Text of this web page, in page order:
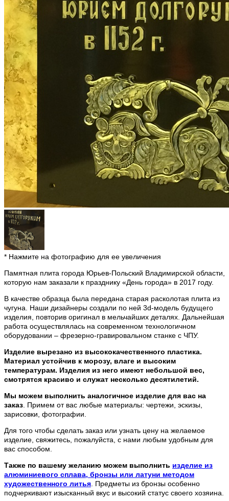
* Нажмите на фотографию для ее увеличения
Памятная плита города Юрьев-Польский Владимирской области,
которую нам заказали к празднику «День города» в 2017 году.
В качестве образца была передана старая расколотая плита из
чугуна. Наши дизайнеры создали по ней 3d-модель будущего
изделия, повторив оригинал в мельчайших деталях. Дальнейшая
работа осуществлялась на современном технологичном
оборудовании – фрезерно-гравировальном станке с ЧПУ.
Изделие вырезано из высококачественного пластика.
Материал устойчив к морозу, влаге и высоким
температурам. Изделия из него имеют небольшой вес,
смотрятся красиво и служат несколько десятилетий.
Мы можем выполнить аналогичное изделие для вас на
заказ . Примем от вас любые материалы: чертежи, эскизы,
зарисовки, фотографии.
Для того чтобы сделать заказ или узнать цену на желаемое
изделие, свяжитесь, пожалуйста, с нами любым удобным для
вас способом.
Также по вашему желанию можем выполнить изделие из
алюминиевого сплава, бронзы или латуни методом
художественного литья . Предметы из бронзы особенно
подчеркивают изысканный вкус и высокий статус своего хозяина.